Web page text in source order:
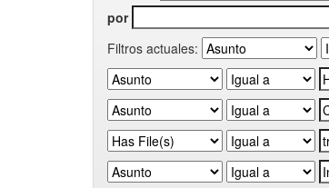
por
Filtros actuales: